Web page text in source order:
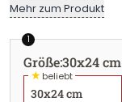
Mehr zum Produkt
1
Größe:30x24 cm
★beliebt
30x24 cm